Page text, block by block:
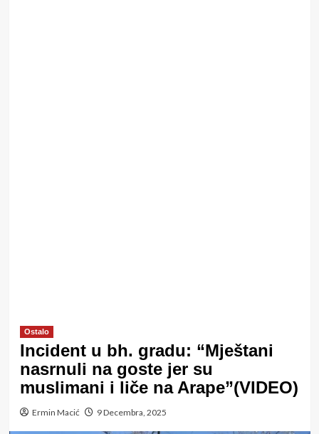
Ostalo
Incident u bh. gradu: “Mještani
nasrnuli na goste jer su
muslimani i liče na Arape”(VIDEO)
Ermin Macić 9 Decembra, 2025